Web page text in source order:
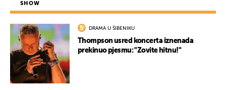
SHOW
DRAMA U ŠIBENIKU
Thompson usred koncerta iznenada
prekinuo pjesmu: "Zovite hitnu!"
UKLJUČITE NOTIFIKACIJE